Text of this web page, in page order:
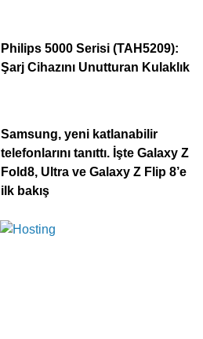
Philips 5000 Serisi (TAH5209):
Şarj Cihazını Unutturan Kulaklık
Samsung, yeni katlanabilir
telefonlarını tanıttı. İşte Galaxy Z
Fold8, Ultra ve Galaxy Z Flip 8’e
ilk bakış